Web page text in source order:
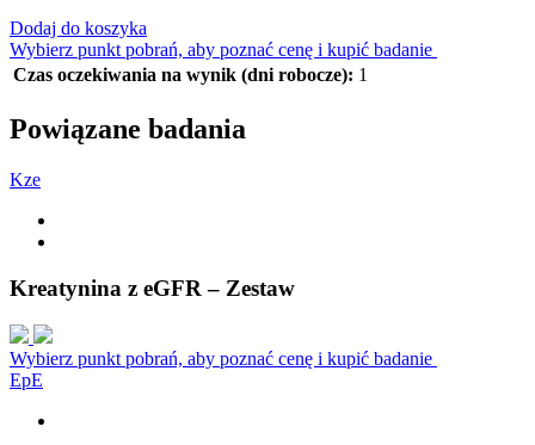
Dodaj do koszyka
Wybierz punkt pobrań, aby poznać cenę i kupić badanie
Czas oczekiwania na wynik (dni robocze): 1
Powiązane badania
Kze
Kreatynina z eGFR – Zestaw
Wybierz punkt pobrań, aby poznać cenę i kupić badanie
EpE